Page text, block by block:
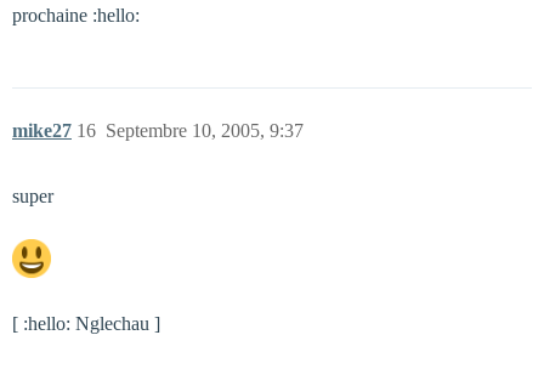
prochaine :hello:
mike27 Septembre 10, 2005, 9:37
16
super
[ :hello: Nglechau ]